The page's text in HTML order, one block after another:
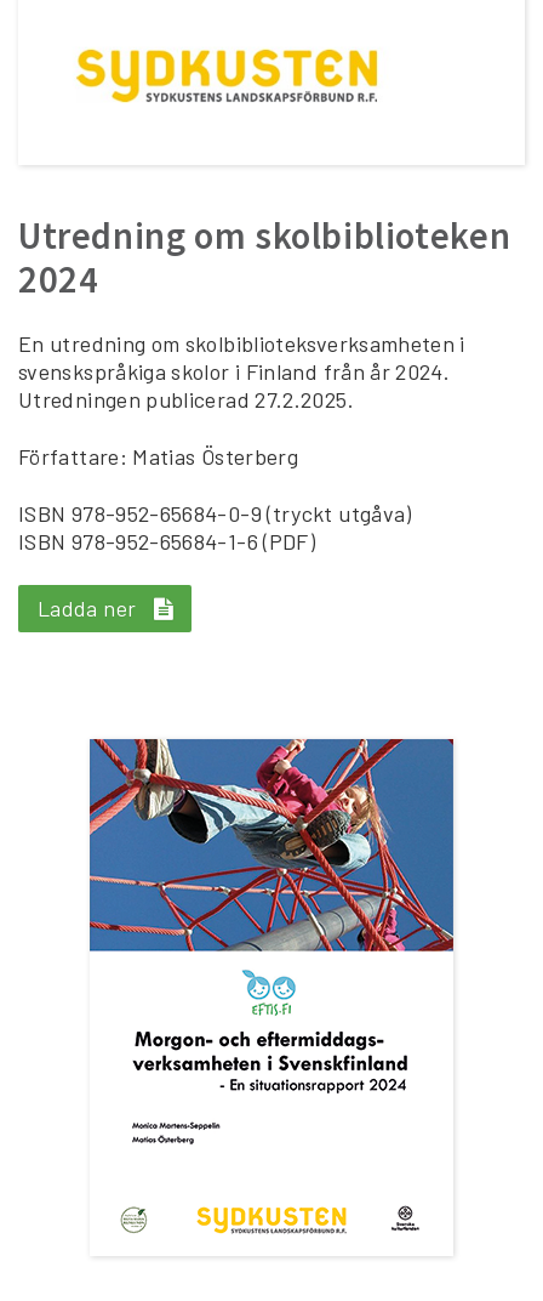
Utredning om skolbiblioteken
2024
En utredning om skolbiblioteksverksamheten i
svenskspråkiga skolor i Finland från år 2024.
Utredningen publicerad 27.2.2025.
Författare: Matias Österberg
ISBN 978-952-65684-0-9 (tryckt utgåva)
ISBN 978-952-65684-1-6 (PDF)
Ladda ner